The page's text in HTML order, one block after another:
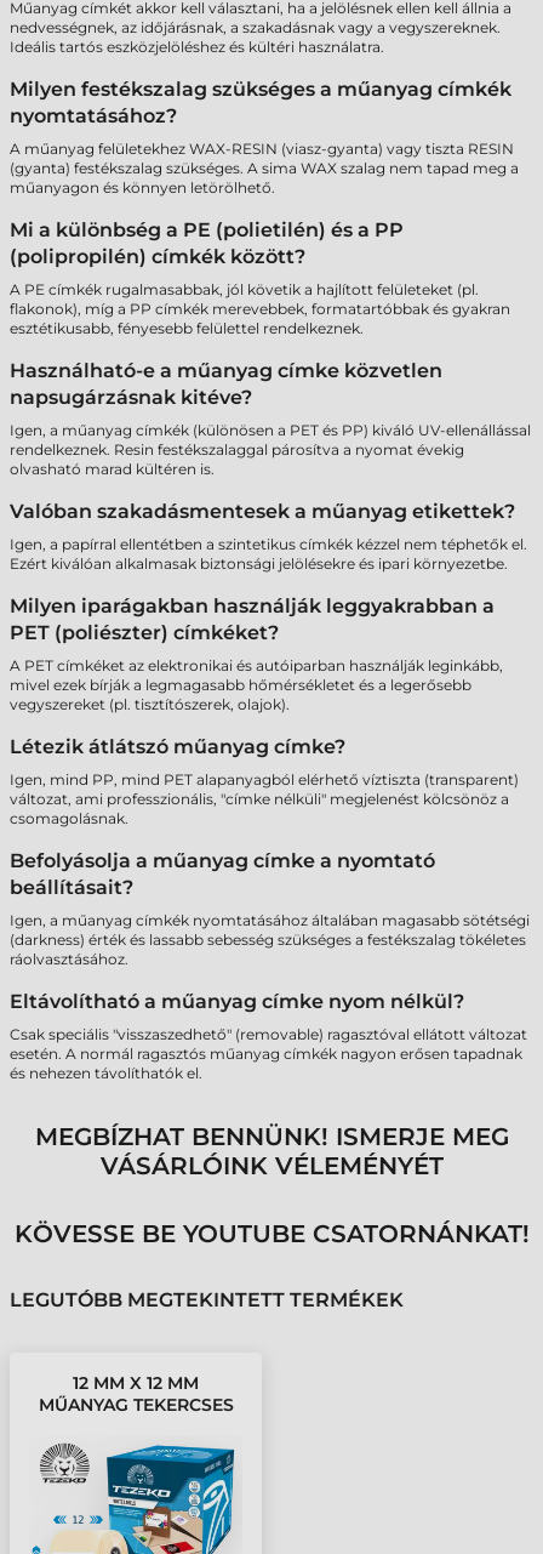
Műanyag címkét akkor kell választani, ha a jelölésnek ellen kell állnia a
nedvességnek, az időjárásnak, a szakadásnak vagy a vegyszereknek.
Ideális tartós eszközjelöléshez és kültéri használatra.
Milyen festékszalag szükséges a műanyag címkék
nyomtatásához?
A műanyag felületekhez WAX-RESIN (viasz-gyanta) vagy tiszta RESIN
(gyanta) festékszalag szükséges. A sima WAX szalag nem tapad meg a
műanyagon és könnyen letörölhető.
Mi a különbség a PE (polietilén) és a PP
(polipropilén) címkék között?
A PE címkék rugalmasabbak, jól követik a hajlított felületeket (pl.
flakonok), míg a PP címkék merevebbek, formatartóbbak és gyakran
esztétikusabb, fényesebb felülettel rendelkeznek.
Használható-e a műanyag címke közvetlen
napsugárzásnak kitéve?
Igen, a műanyag címkék (különösen a PET és PP) kiváló UV-ellenállással
rendelkeznek. Resin festékszalaggal párosítva a nyomat évekig
olvasható marad kültéren is.
Valóban szakadásmentesek a műanyag etikettek?
Igen, a papírral ellentétben a szintetikus címkék kézzel nem téphetők el.
Ezért kiválóan alkalmasak biztonsági jelölésekre és ipari környezetbe.
Milyen iparágakban használják leggyakrabban a
PET (poliészter) címkéket?
A PET címkéket az elektronikai és autóiparban használják leginkább,
mivel ezek bírják a legmagasabb hőmérsékletet és a legerősebb
vegyszereket (pl. tisztítószerek, olajok).
Létezik átlátszó műanyag címke?
Igen, mind PP, mind PET alapanyagból elérhető víztiszta (transparent)
változat, ami professzionális, "címke nélküli" megjelenést kölcsönöz a
csomagolásnak.
Befolyásolja a műanyag címke a nyomtató
beállításait?
Igen, a műanyag címkék nyomtatásához általában magasabb sötétségi
(darkness) érték és lassabb sebesség szükséges a festékszalag tökéletes
ráolvasztásához.
Eltávolítható a műanyag címke nyom nélkül?
Csak speciális "visszaszedhető" (removable) ragasztóval ellátott változat
esetén. A normál ragasztós műanyag címkék nagyon erősen tapadnak
és nehezen távolíthatók el.
MEGBÍZHAT BENNÜNK! ISMERJE MEG
VÁSÁRLÓINK VÉLEMÉNYÉT
KÖVESSE BE YOUTUBE CSATORNÁNKAT!
LEGUTÓBB MEGTEKINTETT TERMÉKEK
12 MM X 12 MM
MŰANYAG TEKERCSES
20000 CÍMKE/TEKERCS )